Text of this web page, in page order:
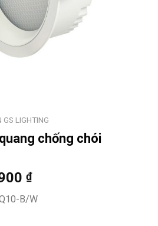
LIGHTING
chống chói
₫
B/W